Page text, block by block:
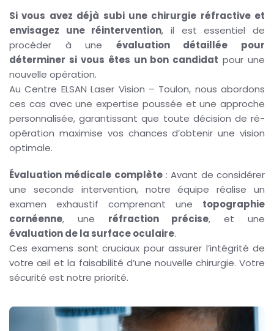
Si vous avez déjà subi une chirurgie réfractive et
envisagez une réintervention, il est essentiel de
procéder à une évaluation détaillée pour
déterminer si vous êtes un bon candidat pour une
nouvelle opération.
Au Centre ELSAN Laser Vision – Toulon, nous abordons
ces cas avec une expertise poussée et une approche
personnalisée, garantissant que toute décision de ré-
opération maximise vos chances d’obtenir une vision
optimale.
Évaluation médicale complète: Avant de considérer
une seconde intervention, notre équipe réalise un
examen exhaustif comprenant une topographie
cornéenne, une réfraction précise, et une
évaluation de la surface oculaire.
Ces examens sont cruciaux pour assurer l’intégrité de
votre œil et la faisabilité d’une nouvelle chirurgie. Votre
sécurité est notre priorité.